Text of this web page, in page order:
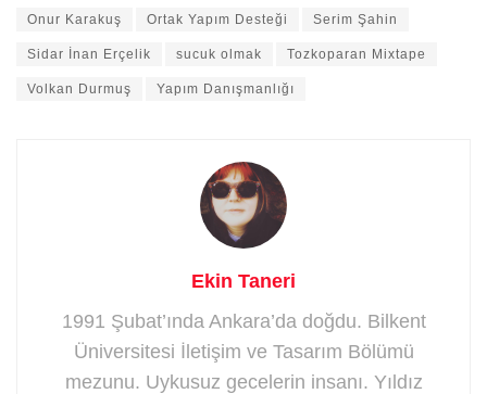
Onur Karakuş Ortak Yapım Desteği Serim Şahin
Sidar İnan Erçelik sucuk olmak Tozkoparan Mixtape
Volkan Durmuş Yapım Danışmanlığı
Ekin Taneri
1991 Şubat’ında Ankara’da doğdu. Bilkent
Üniversitesi İletişim ve Tasarım Bölümü
mezunu. Uykusuz gecelerin insanı. Yıldız